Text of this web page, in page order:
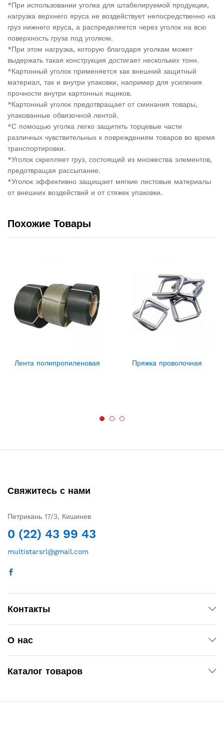
*При использовании уголка для штабелируемой продукции,
нагрузка верхнего яруса не воздействует непосредственно на
груз нижнего яруса, а распределяется через уголок на всю
поверхность груза под уголком.
*При этом нагрузка, которую благодаря уголкам может
выдержать такая конструкция достигает нескольких тонн.
*Картонный уголок применяется как внешний защитный
материал, так и внутри упаковки, например для усиления
прочности внутри картонных ящиков.
*Картонный уголок предотвращает от сминания товары,
упакованные обвязочной лентой.
*С помощью уголка легко защитить торцевые части
различных чувствительных к повреждениям товаров во время
транспортировки.
*Уголок скрепляет груз, состоящий из множества элементов,
предотвращая рассыпание.
*Уголок эффективно защищает мягкие листовые материалы
от внешних воздействий и от стяжек упаковки.
Похожие Товары
Лента полипропиленовая Пряжка проволочная
Свяжитесь с нами
Петрикань 17/3, Кишинев
0 (22) 43 99 43
multistarsrl@gmail.com
Контакты
О нас
Каталог товаров